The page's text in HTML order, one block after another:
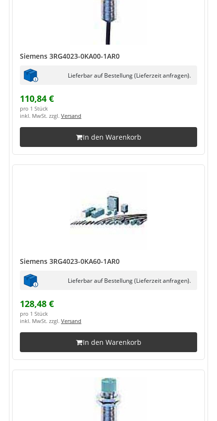
Siemens 3RG4023-0KA00-1AR0
Lieferbar auf Bestellung (Lieferzeit anfragen).
110,84 €
pro 1 Stück
inkl. MwSt. zzgl. Versand
In den Warenkorb
Siemens 3RG4023-0KA60-1AR0
Lieferbar auf Bestellung (Lieferzeit anfragen).
128,48 €
pro 1 Stück
inkl. MwSt. zzgl. Versand
In den Warenkorb